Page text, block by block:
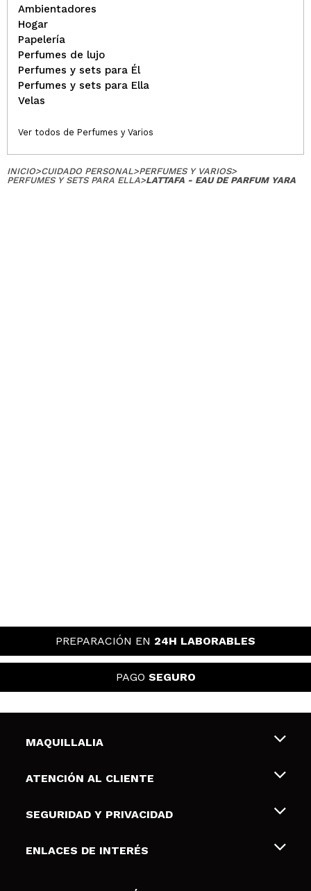
Ambientadores
Hogar
Papelería
Perfumes de lujo
Perfumes y sets para Él
Perfumes y sets para Ella
Velas
Ver todos de Perfumes y Varios
INICIO>CUIDADO PERSONAL>PERFUMES Y VARIOS>
PERFUMES Y SETS PARA ELLA>LATTAFA - EAU DE PARFUM YARA
PREPARACIÓN EN 24H LABORABLES
PAGO SEGURO
MAQUILLALIA
Sobre nosotros
Tarjetas de Regalo
ATENCIÓN AL CLIENTE
Envíos y devoluciones
Formas de pago
SEGURIDAD Y PRIVACIDAD
Terminos y condiciones de uso
Política de cookies
ENLACES DE INTERÉS